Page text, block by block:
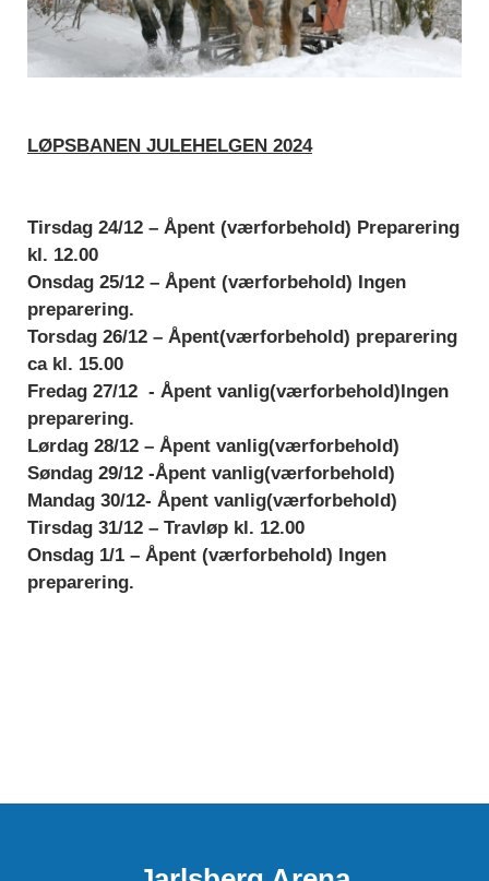
LØPSBANEN JULEHELGEN 2024
Tirsdag 24/12 – Åpent (værforbehold) Preparering
kl. 12.00
Onsdag 25/12 – Åpent (værforbehold) Ingen
preparering.
Torsdag 26/12 – Åpent(værforbehold) preparering
ca kl. 15.00
Fredag 27/12 - Åpent vanlig(værforbehold)Ingen
preparering.
Lørdag 28/12 – Åpent vanlig(værforbehold)
Søndag 29/12 -Åpent vanlig(værforbehold)
Mandag 30/12- Åpent vanlig(værforbehold)
Tirsdag 31/12 – Travløp kl. 12.00
Onsdag 1/1 – Åpent (værforbehold) Ingen
preparering.